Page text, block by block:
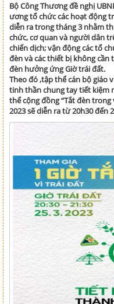
Bộ Công Thương đề nghị
ương tổ chức các hoạt động
diễn ra trong tháng 3 nhằm
chức, cơ quan và người dân
chiến dịch; vận động các tổ
đèn và các thiết bị không
đèn hưởng ứng Giờ trái đất.
Theo đó ,tập thể cán bộ giáo
tinh thần chung tay tiết kiệm
thể cộng đồng “Tắt đèn
2023 sẽ diễn ra từ 20h30 đến